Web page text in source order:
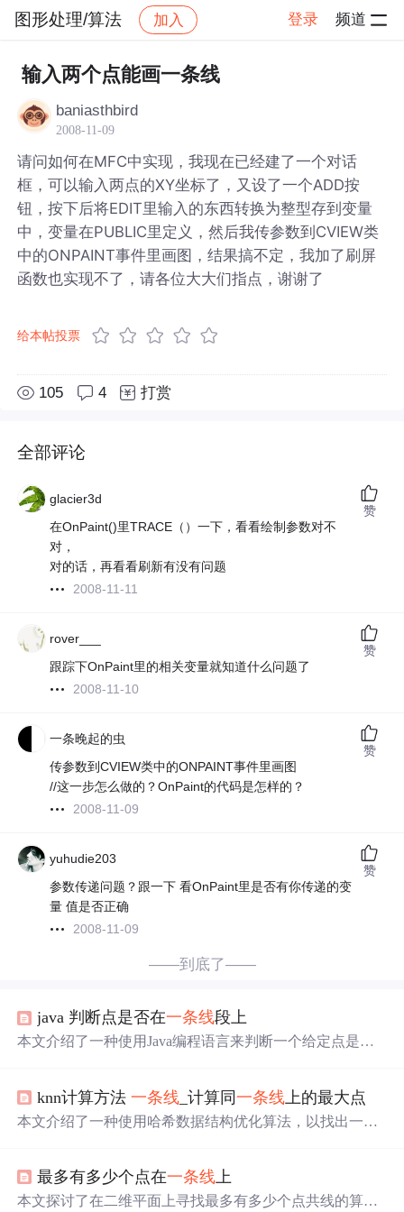
图形处理/算法 加入 登录 频道
社区 图形处理/算法 帖子详情
输入两个点能画一条线
baniasthbird
2008-11-09
请问如何在MFC中实现，我现在已经建了一个对话
框，可以输入两点的XY坐标了，又设了一个ADD按
钮，按下后将EDIT里输入的东西转换为整型存到变量
中，变量在PUBLIC里定义，然后我传参数到CVIEW类
中的ONPAINT事件里画图，结果搞不定，我加了刷屏
函数也实现不了，请各位大大们指点，谢谢了
给本帖投票
105 4 打赏
全部评论
glacier3d
在OnPaint()里TRACE（）一下，看看绘制参数对不
对，
对的话，再看看刷新有没有问题
2008-11-11
赞
rover___
跟踪下OnPaint里的相关变量就知道什么问题了
2008-11-10
赞
一条晚起的虫
传参数到CVIEW类中的ONPAINT事件里画图
//这一步怎么做的？OnPaint的代码是怎样的？
2008-11-09
赞
yuhudie203
参数传递问题？跟一下 看OnPaint里是否有你传递的变
量 值是否正确
2008-11-09
赞
——到底了——
java 判断点是否在一条线段上
本文介绍了一种使用Java编程语言来判断一个给定点是否
供了一个实用的解决方案。
knn计算方法一条线 _计算同一条线 上的最大点
本文介绍了一种使用哈希数据结构优化算法，以找出一组
的时间复杂度内解决问题，同时处理了重复点的特殊情
况。
最多有多少个点在一条线 上
本文探讨了在二维平面上寻找最多有多少个点共线的算